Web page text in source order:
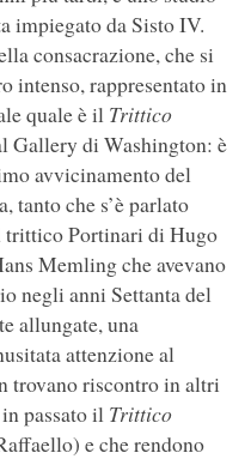
impiegato da Sisto IV.
consacrazione, che si
intenso, rappresentato in
quale è il Trittico
Gallery di Washington: è
avvicinamento del
tanto che s’è parlato
trittico Portinari di Hugo
Memling che avevano
negli anni Settanta del
allungate, una
attenzione al
trovano riscontro in altri
passato il Trittico
e che rendono